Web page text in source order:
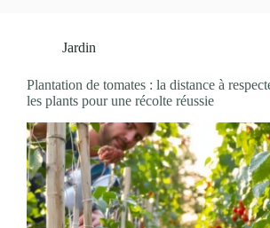
Jardin
Plantation de tomates : la distance à
les plants pour une récolte réussie